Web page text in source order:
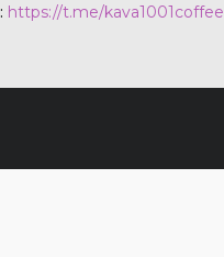
https://t.me/kava1001coffee